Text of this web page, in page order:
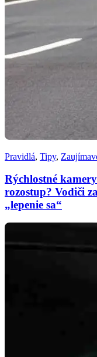
Pravidlá, Tipy,
Rýchlostné
rozostup? Vodiči
„lepenie sa“